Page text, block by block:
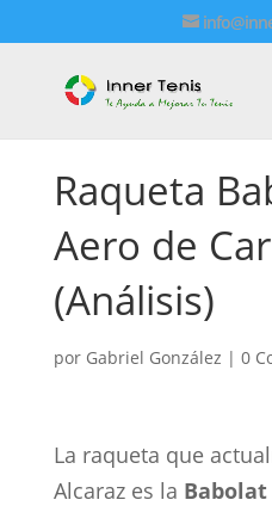
Raqueta
Aero de
(Análisis)
por Gabriel González | 0
La raqueta que
Alcaraz es la Babolat